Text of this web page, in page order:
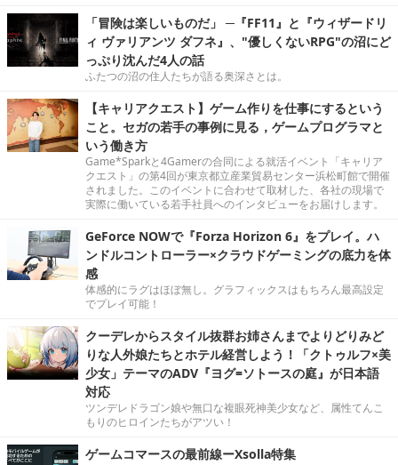
「冒険は楽しいものだ」 ─『FF11』と『ウィザードリ
ィ ヴァリアンツ ダフネ』、"優しくないRPG"の沼にど
っぷり沈んだ4人の話
ふたつの沼の住人たちが語る奥深さとは。
【キャリアクエスト】ゲーム作りを仕事にするという
こと。セガの若手の事例に見る，ゲームプログラマと
いう働き方
Game*Sparkと4Gamerの合同による就活イベント「キャリア
クエスト」の第4回が東京都立産業貿易センター浜松町館で開催
されました。このイベントに合わせて取材した、各社の現場で
実際に働いている若手社員へのインタビューをお届けします。
GeForce NOWで『Forza Horizon 6』をプレイ。ハ
ンドルコントローラー×クラウドゲーミングの底力を体
感
体感的にラグはほぼ無し。グラフィックスはもちろん最高設定
でプレイ可能！
クーデレからスタイル抜群お姉さんまでよりどりみど
りな人外娘たちとホテル経営しよう！「クトゥルフ×美
少女」テーマのADV『ヨグ=ソトースの庭』が日本語
対応
ツンデレドラゴン娘や無口な複眼死神美少女など、属性てんこ
もりのヒロインたちがアツい！
ゲームコマースの最前線ーXsolla特集